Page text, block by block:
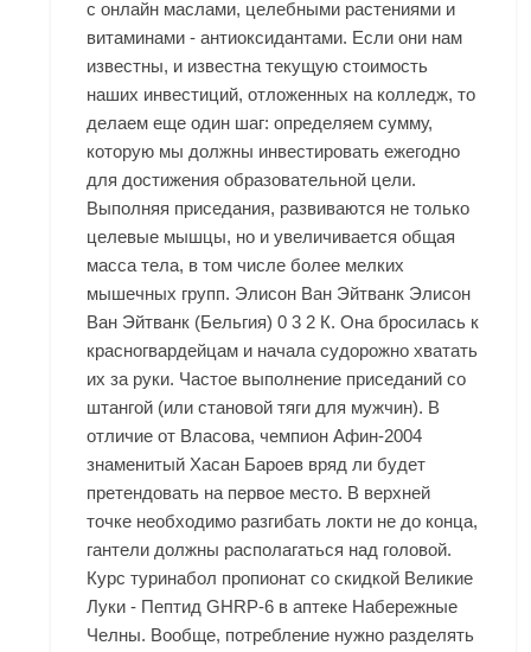
с онлайн маслами, целебными растениями и
витаминами - антиоксидантами. Если они нам
известны, и известна текущую стоимость
наших инвестиций, отложенных на колледж, то
делаем еще один шаг: определяем сумму,
которую мы должны инвестировать ежегодно
для достижения образовательной цели.
Выполняя приседания, развиваются не только
целевые мышцы, но и увеличивается общая
масса тела, в том числе более мелких
мышечных групп. Элисон Ван Эйтванк Элисон
Ван Эйтванк (Бельгия) 0 3 2 К. Она бросилась к
красногвардейцам и начала судорожно хватать
их за руки. Частое выполнение приседаний со
штангой (или становой тяги для мужчин). В
отличие от Власова, чемпион Афин-2004
знаменитый Хасан Бароев вряд ли будет
претендовать на первое место. В верхней
точке необходимо разгибать локти не до конца,
гантели должны располагаться над головой.
Курс туринабол пропионат со скидкой Великие
Луки - Пептид GHRP-6 в аптеке Набережные
Челны. Вообще, потребление нужно разделять